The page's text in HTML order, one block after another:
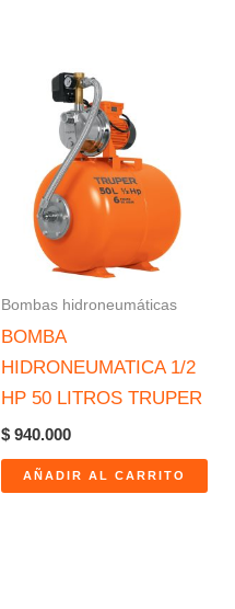
Bombas hidroneumáticas
BOMBA
HIDRONEUMATICA 1/2
HP 50 LITROS TRUPER
$ 940.000
AÑADIR AL CARRITO